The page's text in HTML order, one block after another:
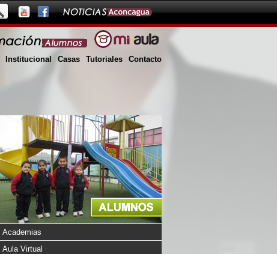
Institucional Casas Tutoriales Contacto
Academias
Aula Virtual